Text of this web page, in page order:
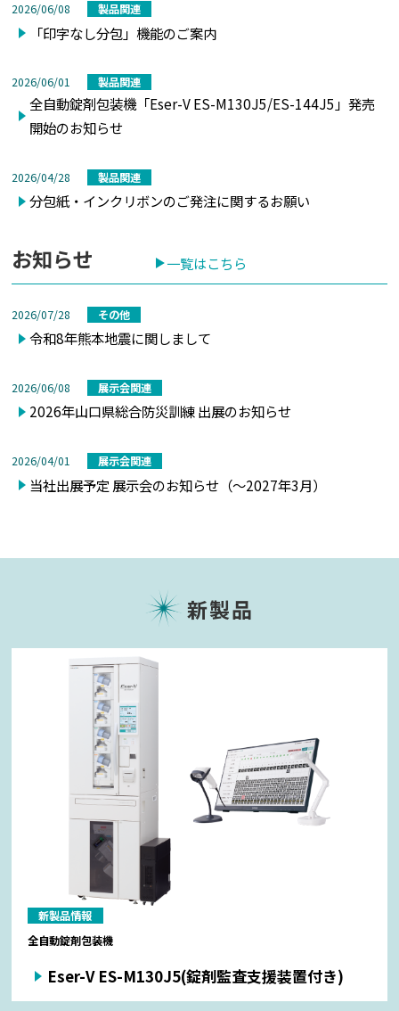
2026/06/08 製品関連
「印字なし分包」機能のご案内
2026/06/01 製品関連
全自動錠剤包装機「Eser-V ES-M130J5/ES-144J5」発売
開始のお知らせ
2026/04/28 製品関連
分包紙・インクリボンのご発注に関するお願い
お知らせ 一覧はこちら
2026/07/28 その他
令和8年熊本地震に関しまして
2026/06/08 展示会関連
2026年山口県総合防災訓練 出展のお知らせ
2026/04/01 展示会関連
当社出展予定 展示会のお知らせ（～2027年3月）
新製品
新製品情報
全自動錠剤包装機
Eser-V ES-M130J5(錠剤監査支援装置付き)